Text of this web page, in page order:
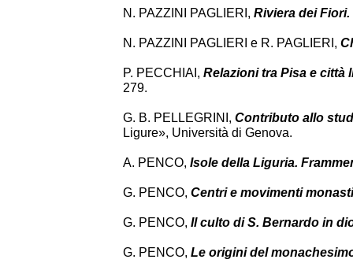
N. PAZZINI PAGLIERI, Riviera dei
N. PAZZINI PAGLIERI e R. PAGLIERI,
P. PECCHIAI, Relazioni tra Pisa e città
279.
G. B. PELLEGRINI, Contributo allo
Ligure», Università di Genova.
A. PENCO, Isole della Liguria.
G. PENCO, Centri e movimenti
G. PENCO, Il culto di S. Bernardo in
G. PENCO, Le origini del